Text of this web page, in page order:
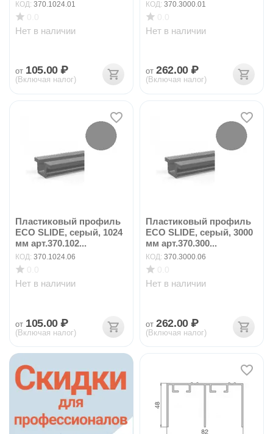
КОД: 370.1024.01
Нет в наличии
от 105.00 ₽
(Включая налог)
КОД: 370.3000.01
Нет в наличии
от 262.00 ₽
(Включая налог)
Пластиковый профиль
ECO SLIDE, серый, 1024
мм арт.370.102...
КОД: 370.1024.06
Нет в наличии
от 105.00 ₽
(Включая налог)
Пластиковый профиль
ECO SLIDE, серый, 3000
мм арт.370.300...
КОД: 370.3000.06
Нет в наличии
от 262.00 ₽
(Включая налог)